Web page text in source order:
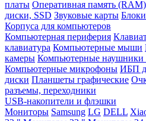
платы Оперативная память (RAM)
диски, SSD Звуковые карты
Корпуса для компьютеров
Компьютерная периферия
клавиатура Компьютерные мыши
камеры Компьютерные наушники
Компьютерные микрофоны ИБП
диски Планшеты графические
разъемы, переходники
USB-накопители и флэшки
Мониторы Samsung LG DELL